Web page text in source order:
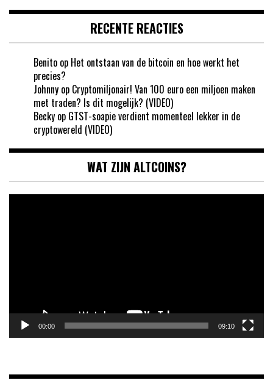
RECENTE REACTIES
Benito op Het ontstaan van de bitcoin en hoe werkt het
precies?
Johnny op Cryptomiljonair! Van 100 euro een miljoen maken
met traden? Is dit mogelijk? (VIDEO)
Becky op GTST-soapie verdient momenteel lekker in de
cryptowereld (VIDEO)
WAT ZIJN ALTCOINS?
00:00 09:10